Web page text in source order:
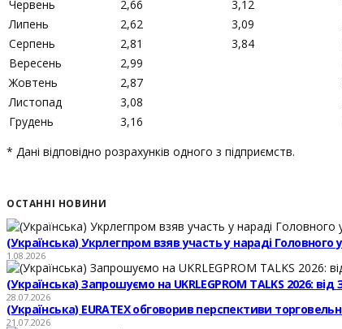
Червень
2,66 3,12
Липень
2,62 3,09
Серпень
2,81 3,84
Вересень
2,99
Жовтень
2,87
Листопад
3,08
Грудень
3,16
* Дані відповідно розрахунків одного з підприємств.
ОСТАННІ НОВИНИ
(Українська) Укрлегпром взяв участь у нараді
1.08.2026
(Українська) Запрошуємо на UKRLEGPROM TALKS 2026:
28.07.2026
(Українська) EURATEX обговорив перспективи
21.07.2026